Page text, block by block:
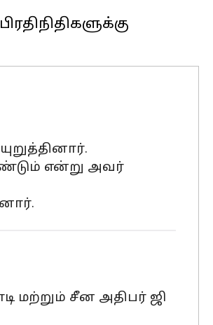
என்று அவர்
மற்றும் சீன அதிபர் ஜி